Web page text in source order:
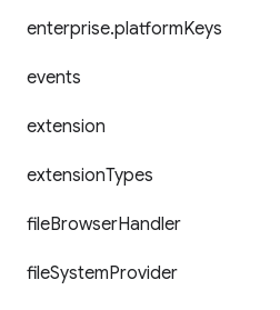
enterprise.platformKeys
events
extension
extensionTypes
fileBrowserHandler
fileSystemProvider